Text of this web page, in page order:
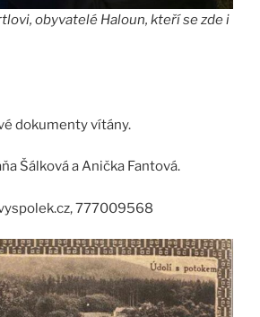
obyvatelé Haloun, kteří se zde i
dokumenty vítány.
Šálková a Anička Fantová.
777009568